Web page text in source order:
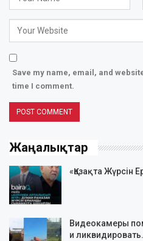
Save my name, email, and
time I comment.
Жаңалықтар
«Қазақта Жүрсін
Видеокамеры
и